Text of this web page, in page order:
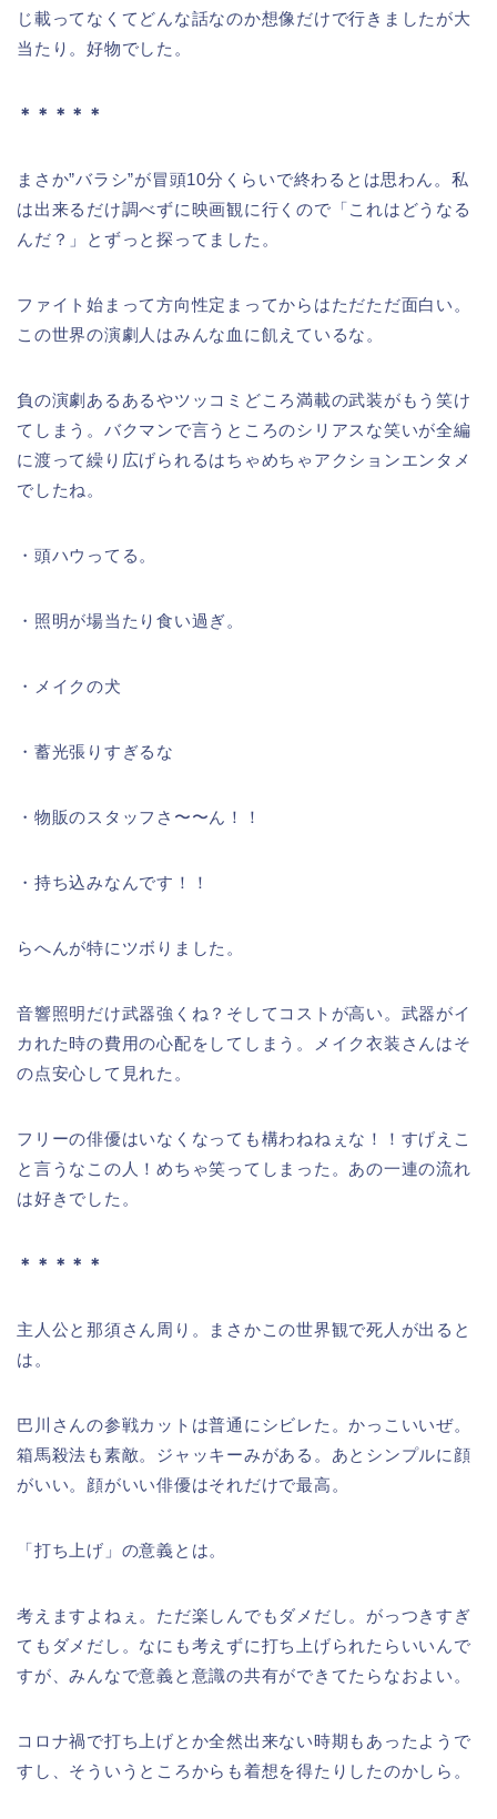
じ載ってなくてどんな話なのか想像だけで行きましたが大
当たり。好物でした。
＊＊＊＊＊
まさか”バラシ”が冒頭10分くらいで終わるとは思わん。私
は出来るだけ調べずに映画観に行くので「これはどうなる
んだ？」とずっと探ってました。
ファイト始まって方向性定まってからはただただ面白い。
この世界の演劇人はみんな血に飢えているな。
負の演劇あるあるやツッコミどころ満載の武装がもう笑け
てしまう。バクマンで言うところのシリアスな笑いが全編
に渡って繰り広げられるはちゃめちゃアクションエンタメ
でしたね。
・頭ハウってる。
・照明が場当たり食い過ぎ。
・メイクの犬
・蓄光張りすぎるな
・物販のスタッフさ〜〜ん！！
・持ち込みなんです！！
らへんが特にツボりました。
音響照明だけ武器強くね？そしてコストが高い。武器がイ
カれた時の費用の心配をしてしまう。メイク衣装さんはそ
の点安心して見れた。
フリーの俳優はいなくなっても構わねねぇな！！すげえこ
と言うなこの人！めちゃ笑ってしまった。あの一連の流れ
は好きでした。
＊＊＊＊＊
主人公と那須さん周り。まさかこの世界観で死人が出ると
は。
巴川さんの参戦カットは普通にシビレた。かっこいいぜ。
箱馬殺法も素敵。ジャッキーみがある。あとシンプルに顔
がいい。顔がいい俳優はそれだけで最高。
「打ち上げ」の意義とは。
考えますよねぇ。ただ楽しんでもダメだし。がっつきすぎ
てもダメだし。なにも考えずに打ち上げられたらいいんで
すが、みんなで意義と意識の共有ができてたらなおよい。
コロナ禍で打ち上げとか全然出来ない時期もあったようで
すし、そういうところからも着想を得たりしたのかしら。